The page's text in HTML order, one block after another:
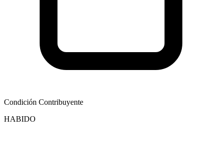
Condición Contribuyente
HABIDO